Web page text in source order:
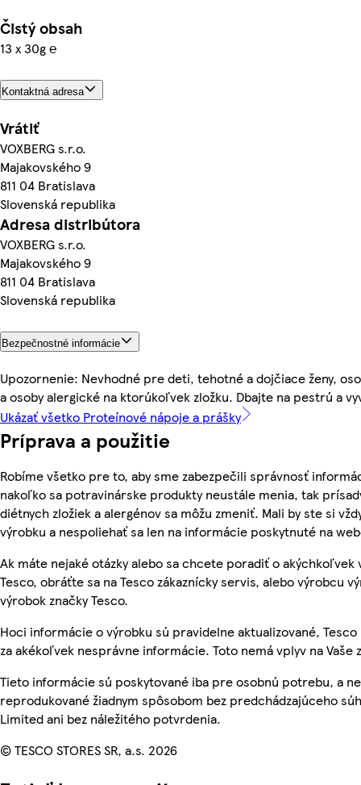
Čistý obsah
13 x 30g ℮
Kontaktná adresa
Vrátiť
VOXBERG s.r.o.
Majakovského 9
811 04 Bratislava
Slovenská republika
Adresa distribútora
VOXBERG s.r.o.
Majakovského 9
811 04 Bratislava
Slovenská republika
Bezpečnostné informácie
Upozornenie: Nevhodné pre deti, tehotné a dojčiace ženy,
a osoby alergické na ktorúkoľvek zložku. Dbajte na pestrú a
Ukázať všetko Proteínové nápoje a prášky
Príprava a použitie
Robíme všetko pre to, aby sme zabezpečili správnosť
nakoľko sa potravinárske produkty neustále menia, tak
diétnych zložiek a alergénov sa môžu zmeniť. Mali by ste si
výrobku a nespoliehať sa len na informácie poskytnuté na
Ak máte nejaké otázky alebo sa chcete poradiť o akýchkoľvek
Tesco, obráťte sa na Tesco zákaznícky servis, alebo výrobcu
výrobok značky Tesco.
Hoci informácie o výrobku sú pravidelne aktualizované,
za akékoľvek nesprávne informácie. Toto nemá vplyv na Vaše
Tieto informácie sú poskytované iba pre osobnú potrebu, a
reprodukované žiadnym spôsobom bez predchádzajúceho
Limited ani bez náležitého potvrdenia.
© TESCO STORES SR, a.s. 2026